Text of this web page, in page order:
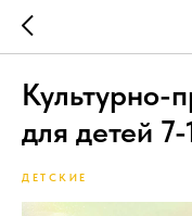
Культурно-
для детей
ДЕТСКИЕ